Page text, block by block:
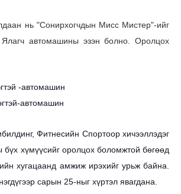
нь "Сонирхогчдын Мисс Мистер"-ийг
автомашины эзэн болно. Оролцох
-автомашин
автомашин
Фитнесийн Спортоор хичээллэдэг
хүмүүсийг оролцох боломжтой бөгөөд
хугацаанд амжиж ирэхийг урьж байна.
сарын 25-ныг хүртэл явагдана.